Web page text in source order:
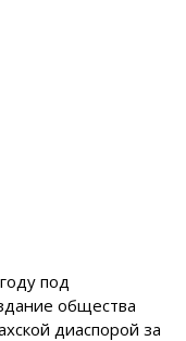
под
общества
диаспорой за